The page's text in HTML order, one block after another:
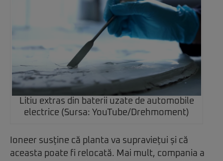
Litiu extras din baterii uzate de automobile
electrice (Sursa: YouTube/Drehmoment)
Ioneer susține că planta va supraviețui și că
aceasta poate fi relocată. Mai mult, compania a